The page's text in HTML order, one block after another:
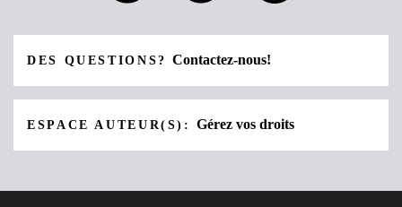
DES QUESTIONS?Contactez-nous!
ESPACE AUTEUR(S):Gérez vos droits